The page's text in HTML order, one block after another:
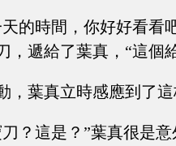
天的時間，你好好看看
，遞給了葉真，“這個
，葉真立時感應到了
？這是？”葉真很是